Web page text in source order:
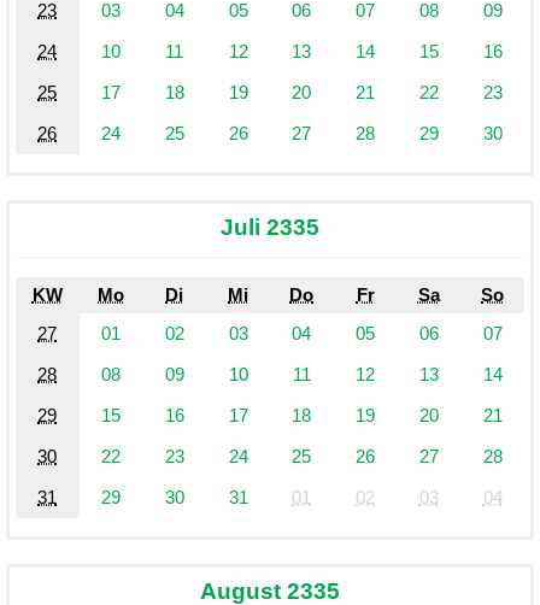
23
03 04 05 06 07 08
09
24
10 11 12 13 14 15
16
25
17 18 19 20 21 22
23
26
24 25 26 27 28 29 30
Juli 2335
KW Mo Di Mi Do Fr Sa
So
27
01 02 03 04 05 06
07
28
08 09 10 11 12 13
14
29
15 16 17 18 19 20
21
30
22 23 24 25 26 27
28
31
29 30 31 01 02 03 04
August 2335